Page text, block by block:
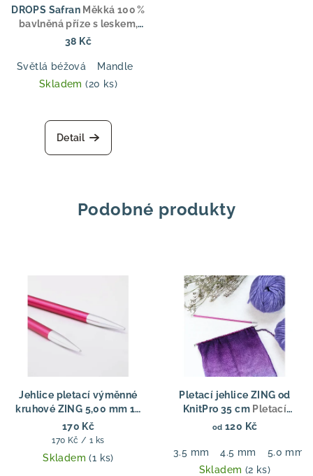
DROPS Safran Měkká 100 %
bavlněná příze s leskem,
ideální pro letní oděvy,
38 Kč
Světlá béžová Mandle
Skladem(20 ks)
Detail
Podobné produkty
Jehlice pletací výměnné
kruhové ZING 5,00 mm 13
cm
170 Kč
Měrná
cena:
170 Kč / 1 ks
Skladem(1 ks)
Pletací jehlice ZING od
KnitPro 35 cm Pletací
jehlice ZING od KnitPro 35
od 120 Kč
3.5 mm 4.5 mm
5.0 mm
Skladem (2 ks)